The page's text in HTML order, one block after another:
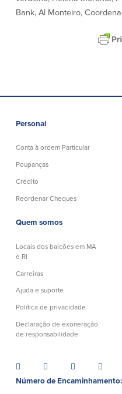
Abrir Conta Online
Português
English
Español
Bank, Al Monteiro,
Personal
Conta à ordem Particular
Poupanças
Crédito
Reordenar Cheques
Quem somos
Locais dos balcões em MA
e RI
Carreiras
Ajuda e suporte
Política de privacidade
Declaração de exoneração
de responsabilidade
Número de